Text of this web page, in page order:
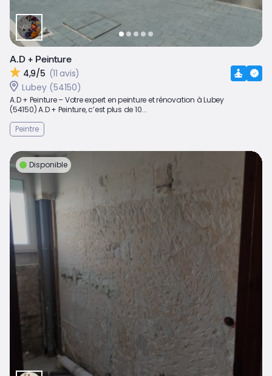
A.D + Peinture
4,9/5 (11 avis)
Lubey (54150)
A.D + Peinture – Votre expert en peinture et rénovation à Lubey
(54150) A.D + Peinture, c’est plus de 10...
Peintre
Disponible